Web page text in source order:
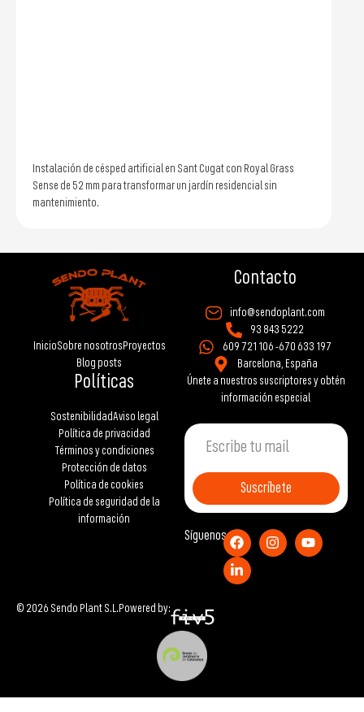
Instalación de césped artificial en Sant Cugat con Royal Grass
Sense de 52 mm para transformar un jardín residencial sin
mantenimiento.
InicioSobre nosotros Proyectos
Blog posts
Contacto
info@sendoplant.com
93 843 5222
609 721 106 -670 633 197
Barcelona, España
Políticas
SostenibilidadAviso legal
Política de privacidad
Términos y condiciones
Protección de datos
Política de cookies
Política de seguridad de la
información
Únete a nuestros suscriptores y obtén
información especial
Suscríbete
Síguenos
© 2026 Sendo Plant S.L. Powered by: